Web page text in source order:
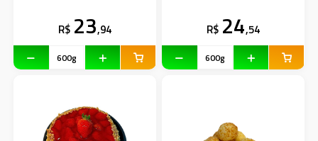
R$ 23,94 R$ 24,54